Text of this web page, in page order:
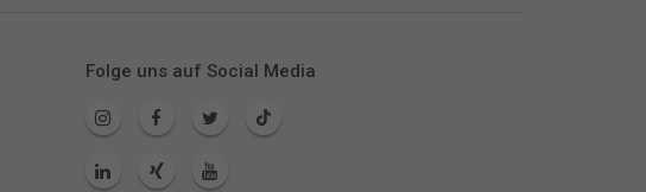
Folge uns auf Social Media